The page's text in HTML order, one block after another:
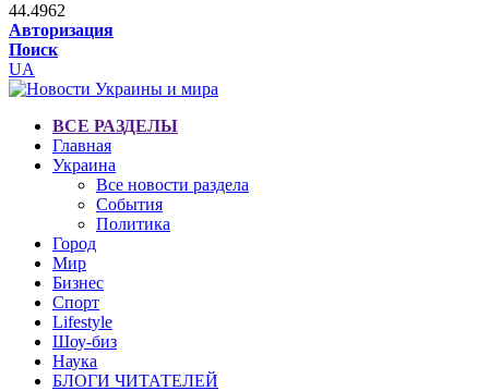
44.4962
Авторизация
Поиск
UA
ВСЕ РАЗДЕЛЫ
Главная
Украина
Все новости раздела
События
Политика
Город
Мир
Бизнес
Спорт
Lifestyle
Шоу-биз
Наука
БЛОГИ ЧИТАТЕЛЕЙ